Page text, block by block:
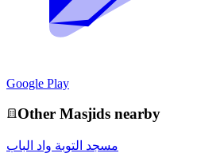
Google Play
Other Masjids nearby
مسجد التوبة واد الباب